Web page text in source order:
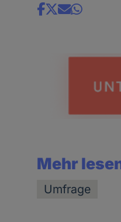
Share
Mehr
Umfrage